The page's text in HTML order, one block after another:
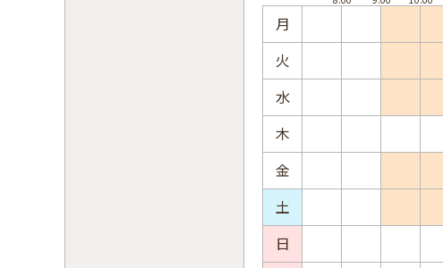
月
火
水
木
金
土
日